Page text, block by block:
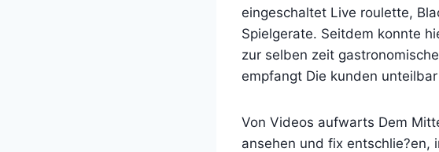
eingeschaltet Live roulette,
Spielgerate. Seitdem konnte
zur selben zeit
empfangt Die kunden
Von Videos aufwarts Dem
ansehen und fix entschlie?en,